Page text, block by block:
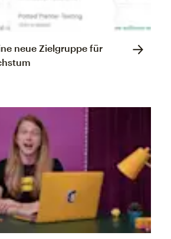
neue Zielgruppe für